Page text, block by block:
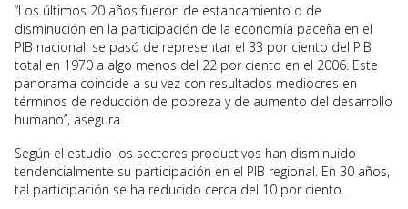
“Los últimos 20 años fueron de estancamiento o de
disminución en la participación de la economía paceña en el
PIB nacional: se pasó de representar el 33 por ciento del PIB
total en 1970 a algo menos del 22 por ciento en el 2006. Este
panorama coincide a su vez con resultados mediocres en
términos de reducción de pobreza y de aumento del desarrollo
humano”, asegura.
Según el estudio los sectores productivos han disminuido
tendencialmente su participación en el PIB regional. En 30 años,
tal participación se ha reducido cerca del 10 por ciento.